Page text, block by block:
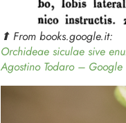
⬆︎ From books.google.it:
Orchideae siculae sive
Agostino Todaro –